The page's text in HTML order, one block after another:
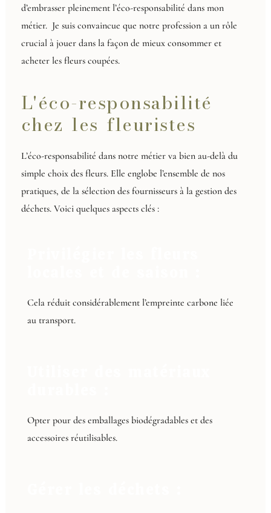
d’embrasser pleinement l’éco-responsabilité dans mon
métier. Je suis convaincue que notre profession a un rôle
crucial à jouer dans la façon de mieux consommer et
acheter les fleurs coupées.
L'éco-responsabilité
chez les fleuristes
L’éco-responsabilité dans notre métier va bien au-delà du
simple choix des fleurs. Elle englobe l’ensemble de nos
pratiques, de la sélection des fournisseurs à la gestion des
déchets. Voici quelques aspects clés :
Cela réduit considérablement l’empreinte carbone liée
au transport.
Opter pour des emballages biodégradables et des
accessoires réutilisables.